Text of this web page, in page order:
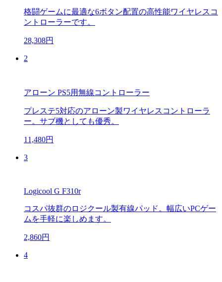
格闘ゲームに最適な6ボタン配置の高性能ワイヤレスコ
ントローラーです。
28,308円
2
アローン PS5用無線コントローラー
プレステ5対応のアローン製ワイヤレスコントローラ
ー。サブ機としても優秀。
11,480円
3
Logicool G F310r
コスパ抜群のロジクール製有線パッド。幅広いPCゲー
ムを手軽に楽しめます。
2,860円
4